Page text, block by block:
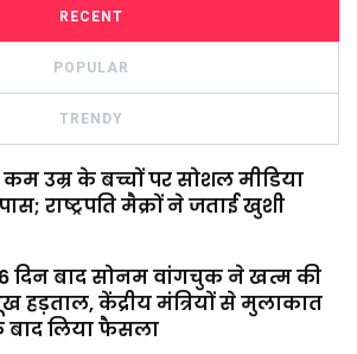
RECENT
POPULAR
TRENDY
उम्र के बच्चों पर सोशल मीडिया
राष्ट्रपति मैक्रों ने जताई खुशी
दिन बाद सोनम वांगचुक ने खत्म की
हड़ताल, केंद्रीय मंत्रियों से मुलाकात
बाद लिया फैसला